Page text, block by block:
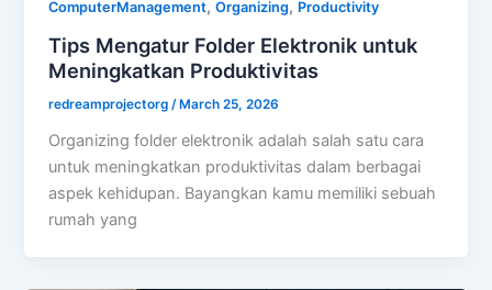
ComputerManagement,Organizing, Productivity
Tips Mengatur Folder Elektronik untuk
Meningkatkan Produktivitas
redreamprojectorg/ March 25, 2026
Organizing folder elektronik adalah salah satu cara
untuk meningkatkan produktivitas dalam berbagai
aspek kehidupan. Bayangkan kamu memiliki sebuah
rumah yang